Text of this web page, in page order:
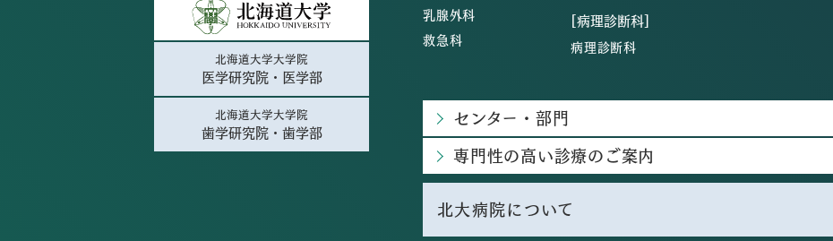
北海道大学大学院
医学研究院・医学部
北海道大学大学院
歯学研究院・歯学部
乳腺外科
救急科
[病理診断科]
病理診断科
センター・部門
専門性の高い診療のご案内
北大病院について